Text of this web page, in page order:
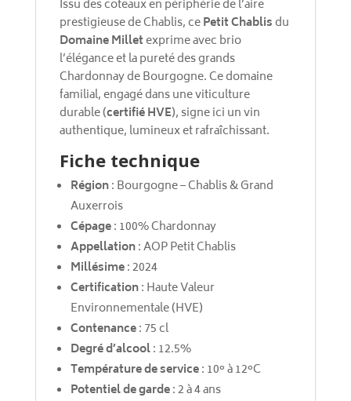
Issu des coteaux en périphérie de l’aire
prestigieuse de Chablis, cePetit Chablisdu
Domaine Milletexprime avec brio
l’élégance et la pureté des grands
Chardonnay de Bourgogne. Ce domaine
familial, engagé dans une viticulture
durable (certifié HVE), signe ici un vin
authentique, lumineux et rafraîchissant.
Fiche technique
Région: Bourgogne – Chablis & Grand
Auxerrois
Cépage: 100% Chardonnay
Appellation: AOP Petit Chablis
Millésime: 2024
Certification: Haute Valeur
Environnementale (HVE)
Contenance: 75 cl
Degré d’alcool: 12.5%
Température de service: 10° à 12°C
Potentiel de garde: 2 à 4 ans